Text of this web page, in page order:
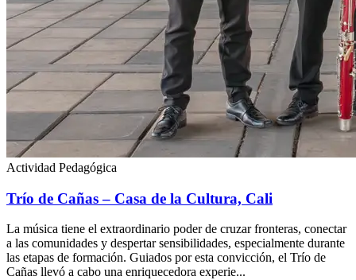
Actividad Pedagógica
Trío de Cañas – Casa de la Cultura, Cali
La música tiene el extraordinario poder de cruzar fronteras, conectar
a las comunidades y despertar sensibilidades, especialmente durante
las etapas de formación. Guiados por esta convicción, el Trío de
Cañas llevó a cabo una enriquecedora experie...